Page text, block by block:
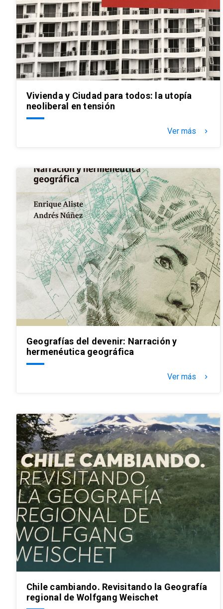
Vivienda y Ciudad para todos: la utopía
neoliberal en tensión
Ver más keyboard_arrow_right
Geografías del devenir: Narración y
hermenéutica geográfica
Ver más keyboard_arrow_right
Chile cambiando. Revisitando la Geografía
regional de Wolfgang Weischet